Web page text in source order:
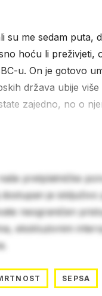
su me sedam puta,
hoću li preživjeti,
u. On je gotovo
država ubije
zajedno, no o
pretplatničke
dostupan je isključivo
neograničen
ekskluzivnim
SEPSA